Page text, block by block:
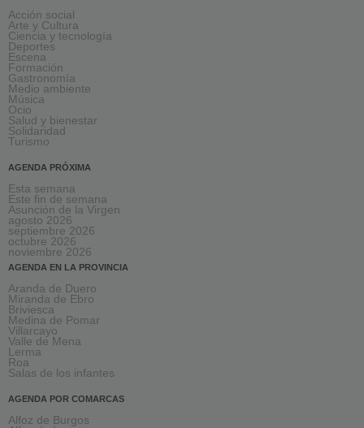
Acción social
Arte y Cultura
Ciencia y tecnología
Deportes
Escena
Formación
Gastronomía
Medio ambiente
Música
Ocio
Salud y bienestar
Solidaridad
Turismo
AGENDA PRÓXIMA
Esta semana
Este fin de semana
Asunción de la Virgen
agosto 2026
septiembre 2026
octubre 2026
noviembre 2026
AGENDA EN LA PROVINCIA
Aranda de Duero
Miranda de Ebro
Briviesca
Medina de Pomar
Villarcayo
Valle de Mena
Lerma
Roa
Salas de los infantes
AGENDA POR COMARCAS
Alfoz de Burgos